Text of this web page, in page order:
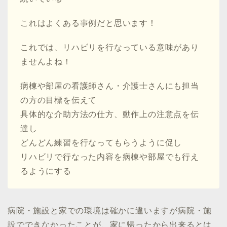
これはよくある事例だと思います！
これでは、リハビリを行なっている意味があり
ませんよね！
病棟や部屋の看護師さん・介護士さんにも担当
の方の目標を伝えて
具体的な介助方法の仕方、動作上の注意点を伝
達し
どんどん練習を行なってもらうように促し
リハビリで行なった内容を病棟や部屋でも行え
るようにする
病院・施設と家での環境は確かに違いますが病院・施
設でできなかったことが、家に帰ったから出来るとは